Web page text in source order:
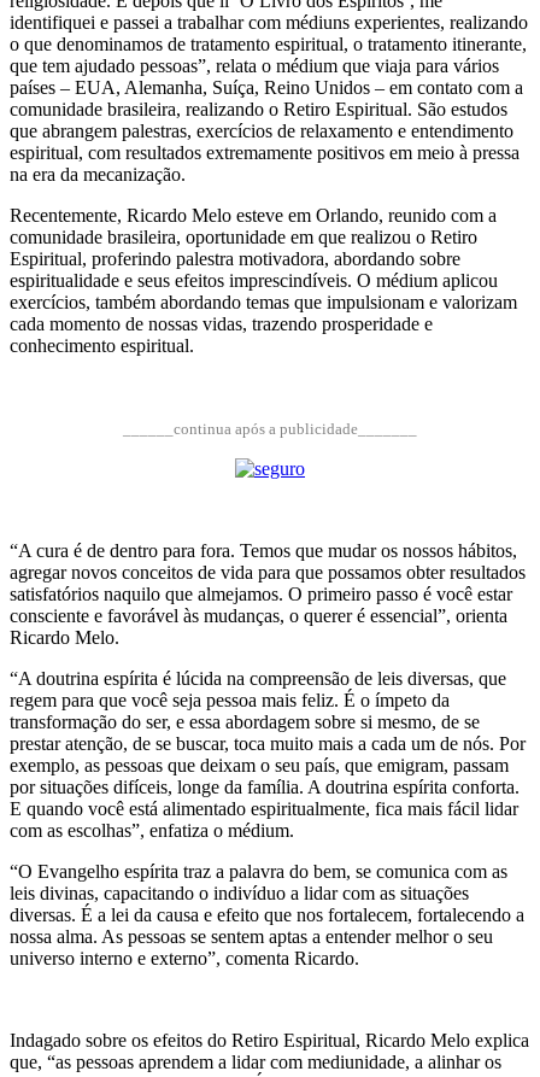
identifiquei e passei a trabalhar com médiuns experientes, realizando
o que denominamos de tratamento espiritual, o tratamento itinerante,
que tem ajudado pessoas”, relata o médium que viaja para vários
países – EUA, Alemanha, Suíça, Reino Unidos – em contato com a
comunidade brasileira, realizando o Retiro Espiritual. São estudos
que abrangem palestras, exercícios de relaxamento e entendimento
espiritual, com resultados extremamente positivos em meio à pressa
na era da mecanização.
Recentemente, Ricardo Melo esteve em Orlando, reunido com a
comunidade brasileira, oportunidade em que realizou o Retiro
Espiritual, proferindo palestra motivadora, abordando sobre
espiritualidade e seus efeitos imprescindíveis. O médium aplicou
exercícios, também abordando temas que impulsionam e valorizam
cada momento de nossas vidas, trazendo prosperidade e
conhecimento espiritual.
______continua após a publicidade_______
“A cura é de dentro para fora. Temos que mudar os nossos hábitos,
agregar novos conceitos de vida para que possamos obter resultados
satisfatórios naquilo que almejamos. O primeiro passo é você estar
consciente e favorável às mudanças, o querer é essencial”, orienta
Ricardo Melo.
“A doutrina espírita é lúcida na compreensão de leis diversas, que
regem para que você seja pessoa mais feliz. É o ímpeto da
transformação do ser, e essa abordagem sobre si mesmo, de se
prestar atenção, de se buscar, toca muito mais a cada um de nós. Por
exemplo, as pessoas que deixam o seu país, que emigram, passam
por situações difíceis, longe da família. A doutrina espírita conforta.
E quando você está alimentado espiritualmente, fica mais fácil lidar
com as escolhas”, enfatiza o médium.
“O Evangelho espírita traz a palavra do bem, se comunica com as
leis divinas, capacitando o indivíduo a lidar com as situações
diversas. É a lei da causa e efeito que nos fortalecem, fortalecendo a
nossa alma. As pessoas se sentem aptas a entender melhor o seu
universo interno e externo”, comenta Ricardo.
Indagado sobre os efeitos do Retiro Espiritual, Ricardo Melo explica
que, “as pessoas aprendem a lidar com mediunidade, a alinhar os